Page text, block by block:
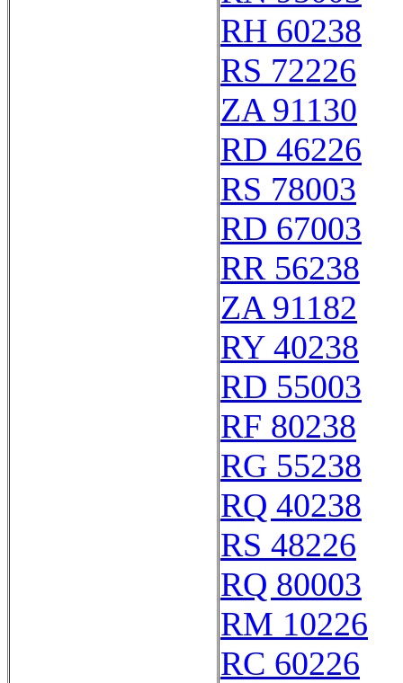
RH 60238
RS 72226
ZA 91130
RD 46226
RS 78003
RD 67003
RR 56238
ZA 91182
RY 40238
RD 55003
RF 80238
RG 55238
RQ 40238
RS 48226
RQ 80003
RM 10226
RC 60226